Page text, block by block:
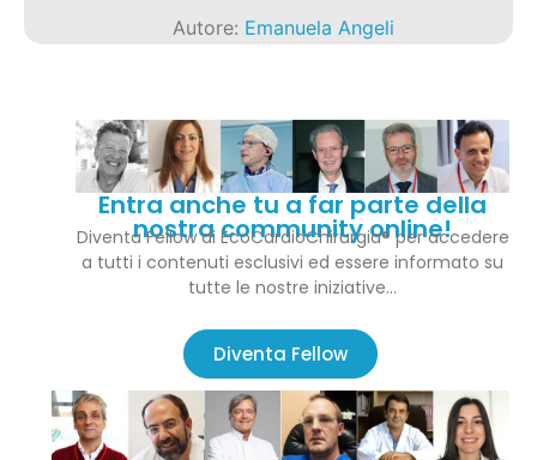
Autore: Emanuela Angeli
Entra anche tu a far parte della
nostra community online!
Diventa Fellow di EcoCardioChirurgia® per accedere
a tutti i contenuti esclusivi ed essere informato su
tutte le nostre iniziative…
Diventa Fellow